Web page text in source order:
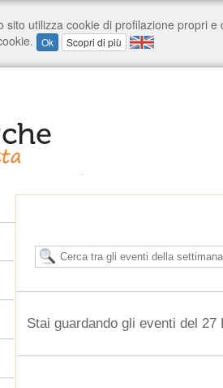
Stai guardando gli eventi del